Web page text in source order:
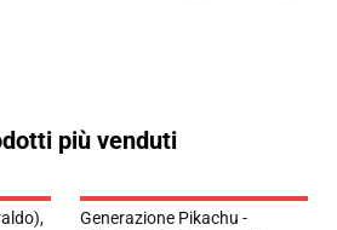
più venduti
Generazione Pikachu -